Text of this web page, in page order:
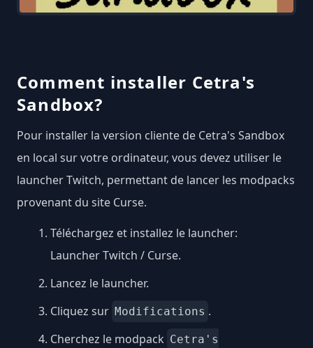
Comment installer Cetra's
Sandbox?
Pour installer la version cliente de Cetra's Sandbox
en local sur votre ordinateur, vous devez utiliser le
launcher Twitch, permettant de lancer les modpacks
provenant du site Curse.
Téléchargez et installez le launcher:
Launcher Twitch / Curse.
Lancez le launcher.
Cliquez sur Modifications .
Cherchez le modpack Cetra's